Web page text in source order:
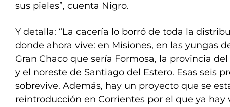
sus pieles”, cuenta Nigro.
Y detalla: “La cacería lo borró de toda la
donde ahora vive: en Misiones, en las yungas
Gran Chaco que sería Formosa, la provincia
y el noreste de Santiago del Estero. Esas seis
sobrevive. Además, hay un proyecto que se
reintroducción en Corrientes por el que ya hay